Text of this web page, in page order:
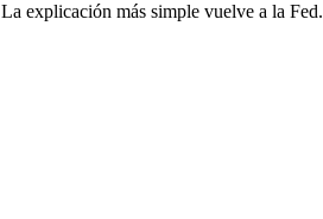
La explicación más simple vuelve a la Fed.